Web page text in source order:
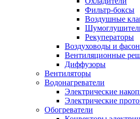
Фильтр-боксы
Воздушные
Рекуператоры
Воздуховоды и
Вентиляционные
Диффузоры
Вентиляторы
Водонагреватели
Электрические
Электрические
Обогреватели